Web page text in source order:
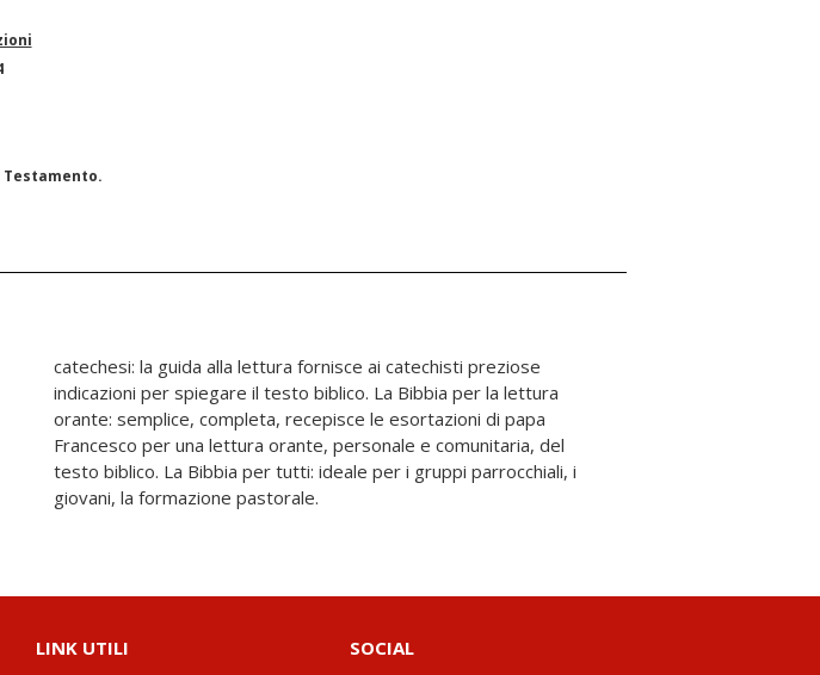
Testamento.
giovani, la formazione pastorale.
LINK UTILI SOCIAL